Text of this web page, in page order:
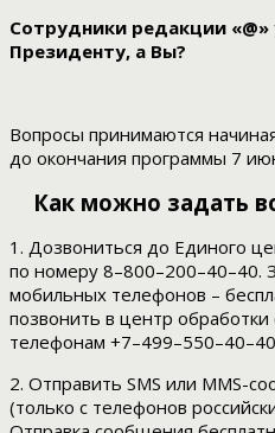
Сотрудники редакции
Президенту, а Вы?
Вопросы принимаются
до окончания программы 7
Как можно задать
1. Дозвониться до Единого
по номеру 8–800–200–40–40.
мобильных телефонов –
позвонить в центр
телефонам
2. Отправить SMS или MMS-
(только с телефонов